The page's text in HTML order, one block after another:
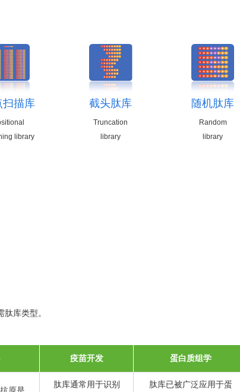
扫描库
library
截头肽库
Truncation
library
随机肽库
Random
library
库类型。
疫苗开发 蛋白质组学
肽库通常用于识别
肽库已被广泛应用于蛋